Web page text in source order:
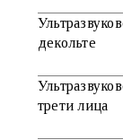
декольте
трети лица